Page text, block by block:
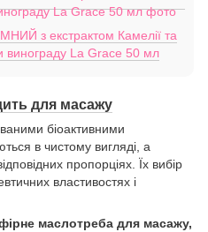
з екстрактом Камелії та
винограду La Grace 50 мл
для масажу
біоактивними
в чистому вигляді, а
пропорціях. Їх вибір
властивостях і
маслотреба для масажу,